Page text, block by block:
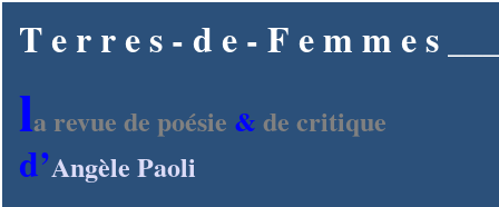
T e r r e s - d e - F e m m e s
la revue de poésie & de critique
d’Angèle Paoli